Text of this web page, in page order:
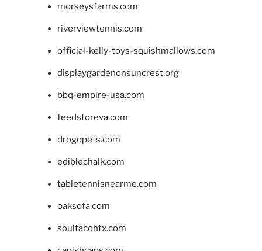
morseysfarms.com
riverviewtennis.com
official-kelly-toys-squishmallows.com
displaygardenonsuncrest.org
bbq-empire-usa.com
feedstoreva.com
drogopets.com
ediblechalk.com
tabletennisnearme.com
oaksofa.com
soultacohtx.com